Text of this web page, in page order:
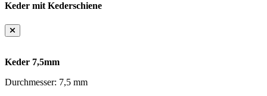
Keder mit Kederschiene
Keder 7,5mm
Durchmesser: 7,5 mm